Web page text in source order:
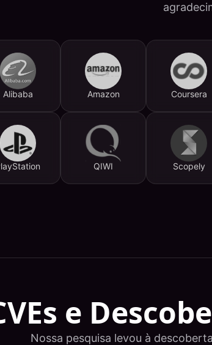
Alibaba Amazon Coursera
QIWI Scopely
e
Nossa pesquisa levou à